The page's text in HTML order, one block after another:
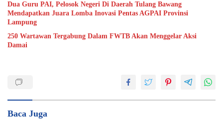
Dua Guru PAI, Pelosok Negeri Di Daerah Tulang Bawang
Mendapatkan Juara Lomba Inovasi Pentas AGPAI Provinsi
Lampung
250 Wartawan Tergabung Dalam FWTB Akan Menggelar Aksi
Damai
Baca Juga